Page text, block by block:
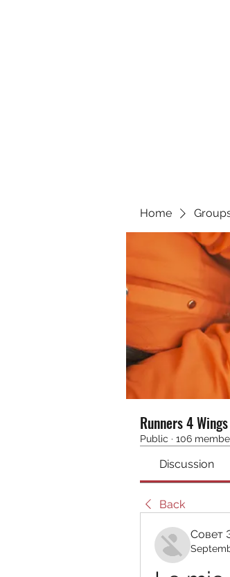
Home
Runners 4 Wings
Public · 106
Discussion
Back
Совет